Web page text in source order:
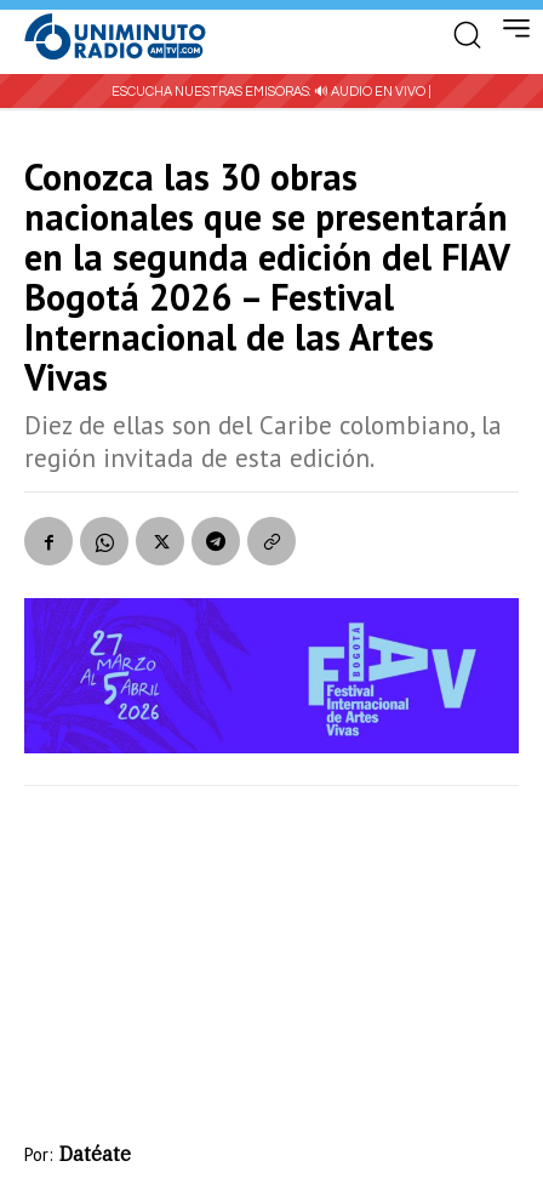
ESCUCHA NUESTRAS EMISORAS: 🔊 AUDIO EN VIVO |
Conozca las 30 obras
nacionales que se presentarán
en la segunda edición del FIAV
Bogotá 2026 – Festival
Internacional de las Artes
Vivas
Diez de ellas son del Caribe colombiano, la
región invitada de esta edición.
Por: Datéate